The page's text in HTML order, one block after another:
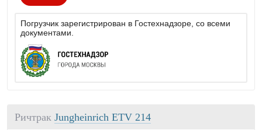
Погрузчик зарегистрирован в Гостехнадзоре, со всеми
документами.
Ричтрак Jungheinrich ETV 214